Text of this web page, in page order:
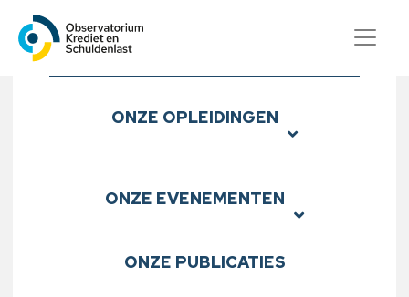
Observatorium Krediet en
Submenu
ONZE OPLEIDINGEN
ONZE EVENEMENTEN
ONZE PUBLICATIES